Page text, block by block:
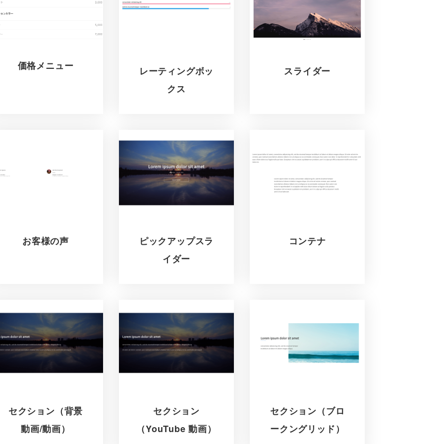
価格メニュー
レーティングボッ
クス
スライダー
お客様の声
ピックアップスラ
イダー
コンテナ
セクション（背景
動画/動画）
セクション
（YouTube 動画）
セクション（ブロ
ークングリッド）